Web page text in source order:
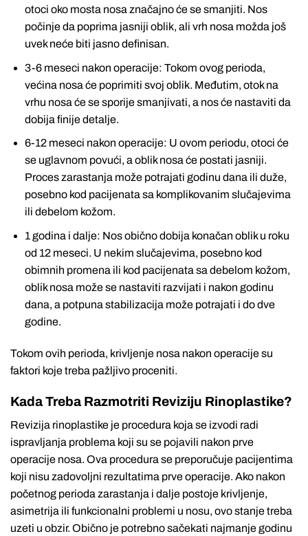
otoci oko mosta nosa značajno će se smanjiti. Nos
počinje da poprima jasniji oblik, ali vrh nosa možda još
uvek neće biti jasno definisan.
3-6 meseci nakon operacije: Tokom ovog perioda,
većina nosa će poprimiti svoj oblik. Međutim, otok na
vrhu nosa će se sporije smanjivati, a nos će nastaviti da
dobija finije detalje.
6-12 meseci nakon operacije: U ovom periodu, otoci će
se uglavnom povući, a oblik nosa će postati jasniji.
Proces zarastanja može potrajati godinu dana ili duže,
posebno kod pacijenata sa komplikovanim slučajevima
ili debelom kožom.
1 godina i dalje: Nos obično dobija konačan oblik u roku
od 12 meseci. U nekim slučajevima, posebno kod
obimnih promena ili kod pacijenata sa debelom kožom,
oblik nosa može se nastaviti razvijati i nakon godinu
dana, a potpuna stabilizacija može potrajati i do dve
godine.
Tokom ovih perioda, krivljenje nosa nakon operacije su
faktori koje treba pažljivo proceniti.
Kada Treba Razmotriti Reviziju Rinoplastike?
Revizija rinoplastike je procedura koja se izvodi radi
ispravljanja problema koji su se pojavili nakon prve
operacije nosa. Ova procedura se preporučuje pacijentima
koji nisu zadovoljni rezultatima prve operacije. Ako nakon
početnog perioda zarastanja i dalje postoje krivljenje,
asimetrija ili funkcionalni problemi u nosu, ovo stanje treba
uzeti u obzir. Obično je potrebno sačekati najmanje godinu